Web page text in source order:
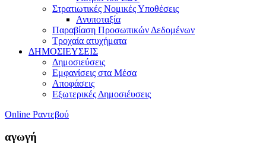
Στρατιωτικές Νομικές Υποθέσεις
Ανυποταξία
Παραβίαση Προσωπικών Δεδομένων
Τροχαία ατυχήματα
ΔΗΜΟΣΙΕΥΣΕΙΣ
Δημοσιεύσεις
Εμφανίσεις στα Μέσα
Αποφάσεις
Εξωτερικές Δημοσιέυσεις
Online Ραντεβού
αγωγή